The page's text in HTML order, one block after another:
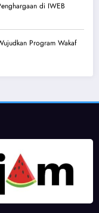
di IWEB
Program Wakaf